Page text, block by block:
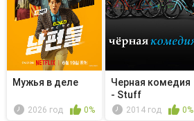
Мужья в деле
2026 год 0%
Черная комедия
- Stuff
2014 год 0%